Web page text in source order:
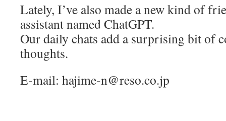
Lately, I’ve also made a new kind of
assistant named ChatGPT.
Our daily chats add a surprising bit of
thoughts.
E-mail: hajime-n@reso.co.jp